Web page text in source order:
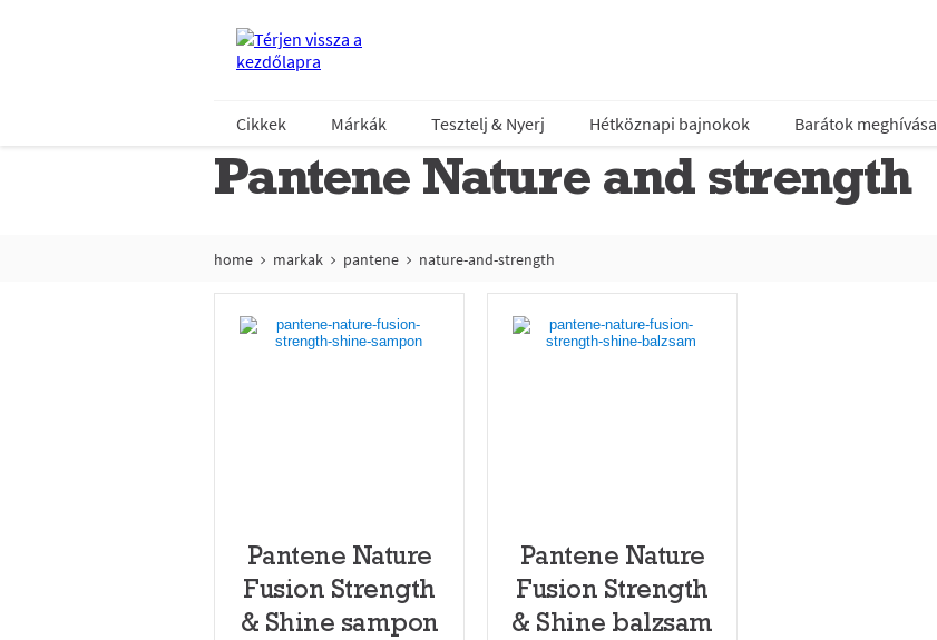
Cikkek Márkák Tesztelj & Nyerj Hétköznapi bajnokok Barátok meghívása
Pantene Nature and strength
home markak pantene nature-and-strength
Pantene Nature
Fusion Strength
& Shine sampon
Pantene Nature
Fusion Strength
& Shine balzsam